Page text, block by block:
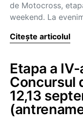
de Motocross,
weekend. La
Citește articolul
Etapa a
Concursul
12,13